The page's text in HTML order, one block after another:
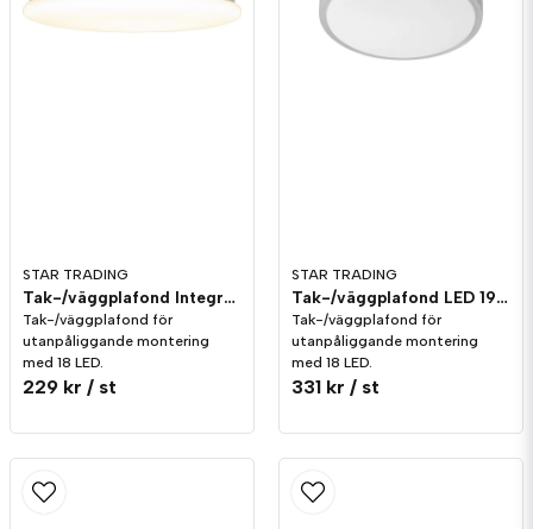
STAR TRADING
Tak-/väggplafond Integra LED 17W
Tak-/väggplafond för
utanpåliggande montering
med 18 LED.
229 kr / st
STAR TRADING
Tak-/väggplafond LED 19,2W
Tak-/väggplafond för
utanpåliggande montering
med 18 LED.
331 kr / st